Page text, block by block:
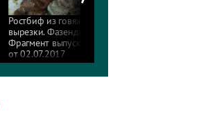
Ростбиф из говяжьей
вырезки. Фазенда.
Фрагмент выпуска
от 02.07.2017